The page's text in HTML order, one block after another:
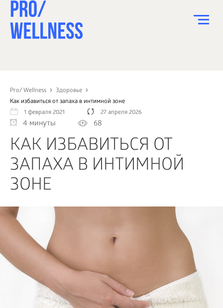
Pro/ Wellness
Здоровье
Как избавиться от запаха в интимной зоне
1 февраля 2021
27 апреля 2026
4 минуты 68
КАК ИЗБАВИТЬСЯ ОТ
ЗАПАХА В ИНТИМНОЙ
ЗОНЕ
СПОРТ
ЗДОРОВЬЕ
КРАСОТА
ПСИХОЛОГИЯ
ДЕТИ
ДОМ
БИЗНЕС